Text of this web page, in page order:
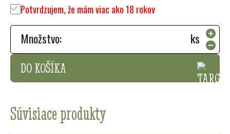
Potvrdzujem, že mám viac ako 18 rokov
Množstvo:
ks
DO KOŠÍKA
Súvisiace produkty